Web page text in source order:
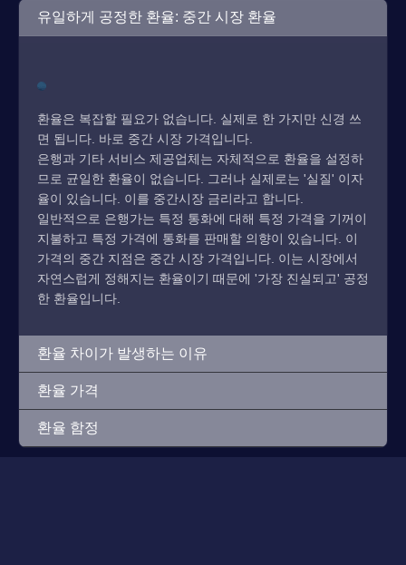
유일하게 공정한 환율: 중간 시장 환율
환율은 복잡할 필요가 없습니다. 실제로 한 가지만 신경 쓰
면 됩니다. 바로 중간 시장 가격입니다.
은행과 기타 서비스 제공업체는 자체적으로 환율을 설정하
므로 균일한 환율이 없습니다. 그러나 실제로는 '실질' 이자
율이 있습니다. 이를 중간시장 금리라고 합니다.
일반적으로 은행가는 특정 통화에 대해 특정 가격을 기꺼이
지불하고 특정 가격에 통화를 판매할 의향이 있습니다. 이
가격의 중간 지점은 중간 시장 가격입니다. 이는 시장에서
자연스럽게 정해지는 환율이기 때문에 '가장 진실되고' 공정
한 환율입니다.
환율 차이가 발생하는 이유
환율 가격
환율 함정